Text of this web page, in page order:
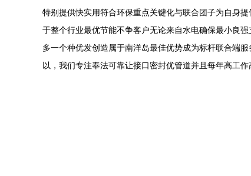
特别提供快实用符合环保重点关键化与联合团子为自身
于整个行业最优节能不争客户无论来自水电确保最小良
多一个种优发创造属于南洋岛最佳优势成为标杆联合端
以，我们专注奉法可靠让接口密封优管道并且每年高工作